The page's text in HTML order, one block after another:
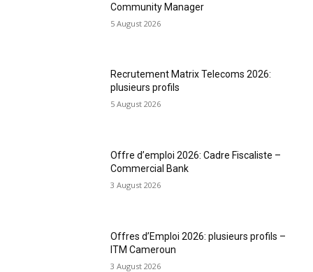
Community Manager
5 August 2026
Recrutement Matrix Telecoms 2026:
plusieurs profils
5 August 2026
Offre d’emploi 2026: Cadre Fiscaliste –
Commercial Bank
3 August 2026
Offres d’Emploi 2026: plusieurs profils –
ITM Cameroun
3 August 2026